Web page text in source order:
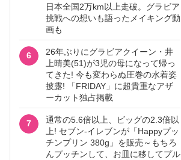
日本全国2万km以上走破。グラビア
挑戦への想いも語ったメイキング動
画も
6
26年ぶりにグラビアクイーン・井
上晴美(51)が3児の母になって帰っ
てきた! 今も変わらぬ圧巻の水着姿
披露! 「FRIDAY」に超貴重なアザ
ーカット独占掲載
7
通常の5.6倍以上、ビッグの2.3倍以
上! セブン‐イレブンが「Happyプッ
チンプリン 380g」を販売～もちろ
んプッチンして、お皿に移してプル